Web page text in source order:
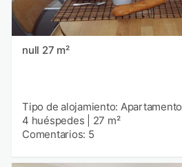
null 27 m²
Tipo de alojamiento: Apartamento
4 huéspedes
27 m²
Comentarios: 5